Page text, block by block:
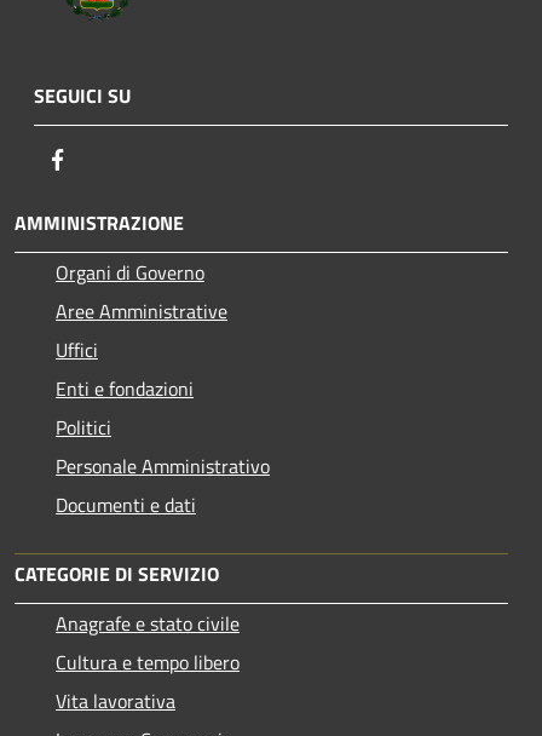
SEGUICI SU
AMMINISTRAZIONE
Organi di Governo
Aree Amministrative
Uffici
Enti e fondazioni
Politici
Personale Amministrativo
Documenti e dati
CATEGORIE DI SERVIZIO
Anagrafe e stato civile
Cultura e tempo libero
Vita lavorativa